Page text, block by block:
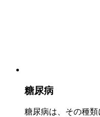
糖尿病
糖尿病は、その種